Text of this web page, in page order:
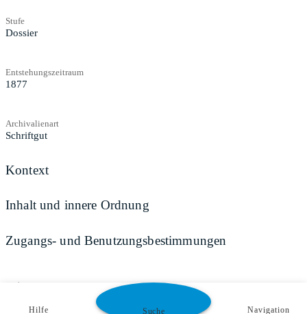
Stufe
Dossier
Entstehungszeitraum
1877
Archivalienart
Schriftgut
Kontext
Inhalt und innere Ordnung
Zugangs- und Benutzungsbestimmungen
Teilen
Hilfe Suche Navigation